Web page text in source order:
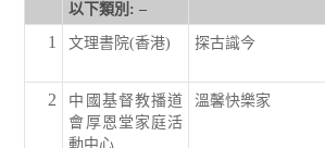
以下類別: –
1 文理書院(香港) 探古識今
2
中國基督教播道
會厚恩堂家庭活
動中心
溫馨快樂家